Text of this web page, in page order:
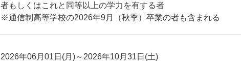
者もしくはこれと同等以上の学力を有する者
※通信制高等学校の2026年9月（秋季）卒業の者も含まれる
2026年06月01日(月)～2026年10月31日(土)